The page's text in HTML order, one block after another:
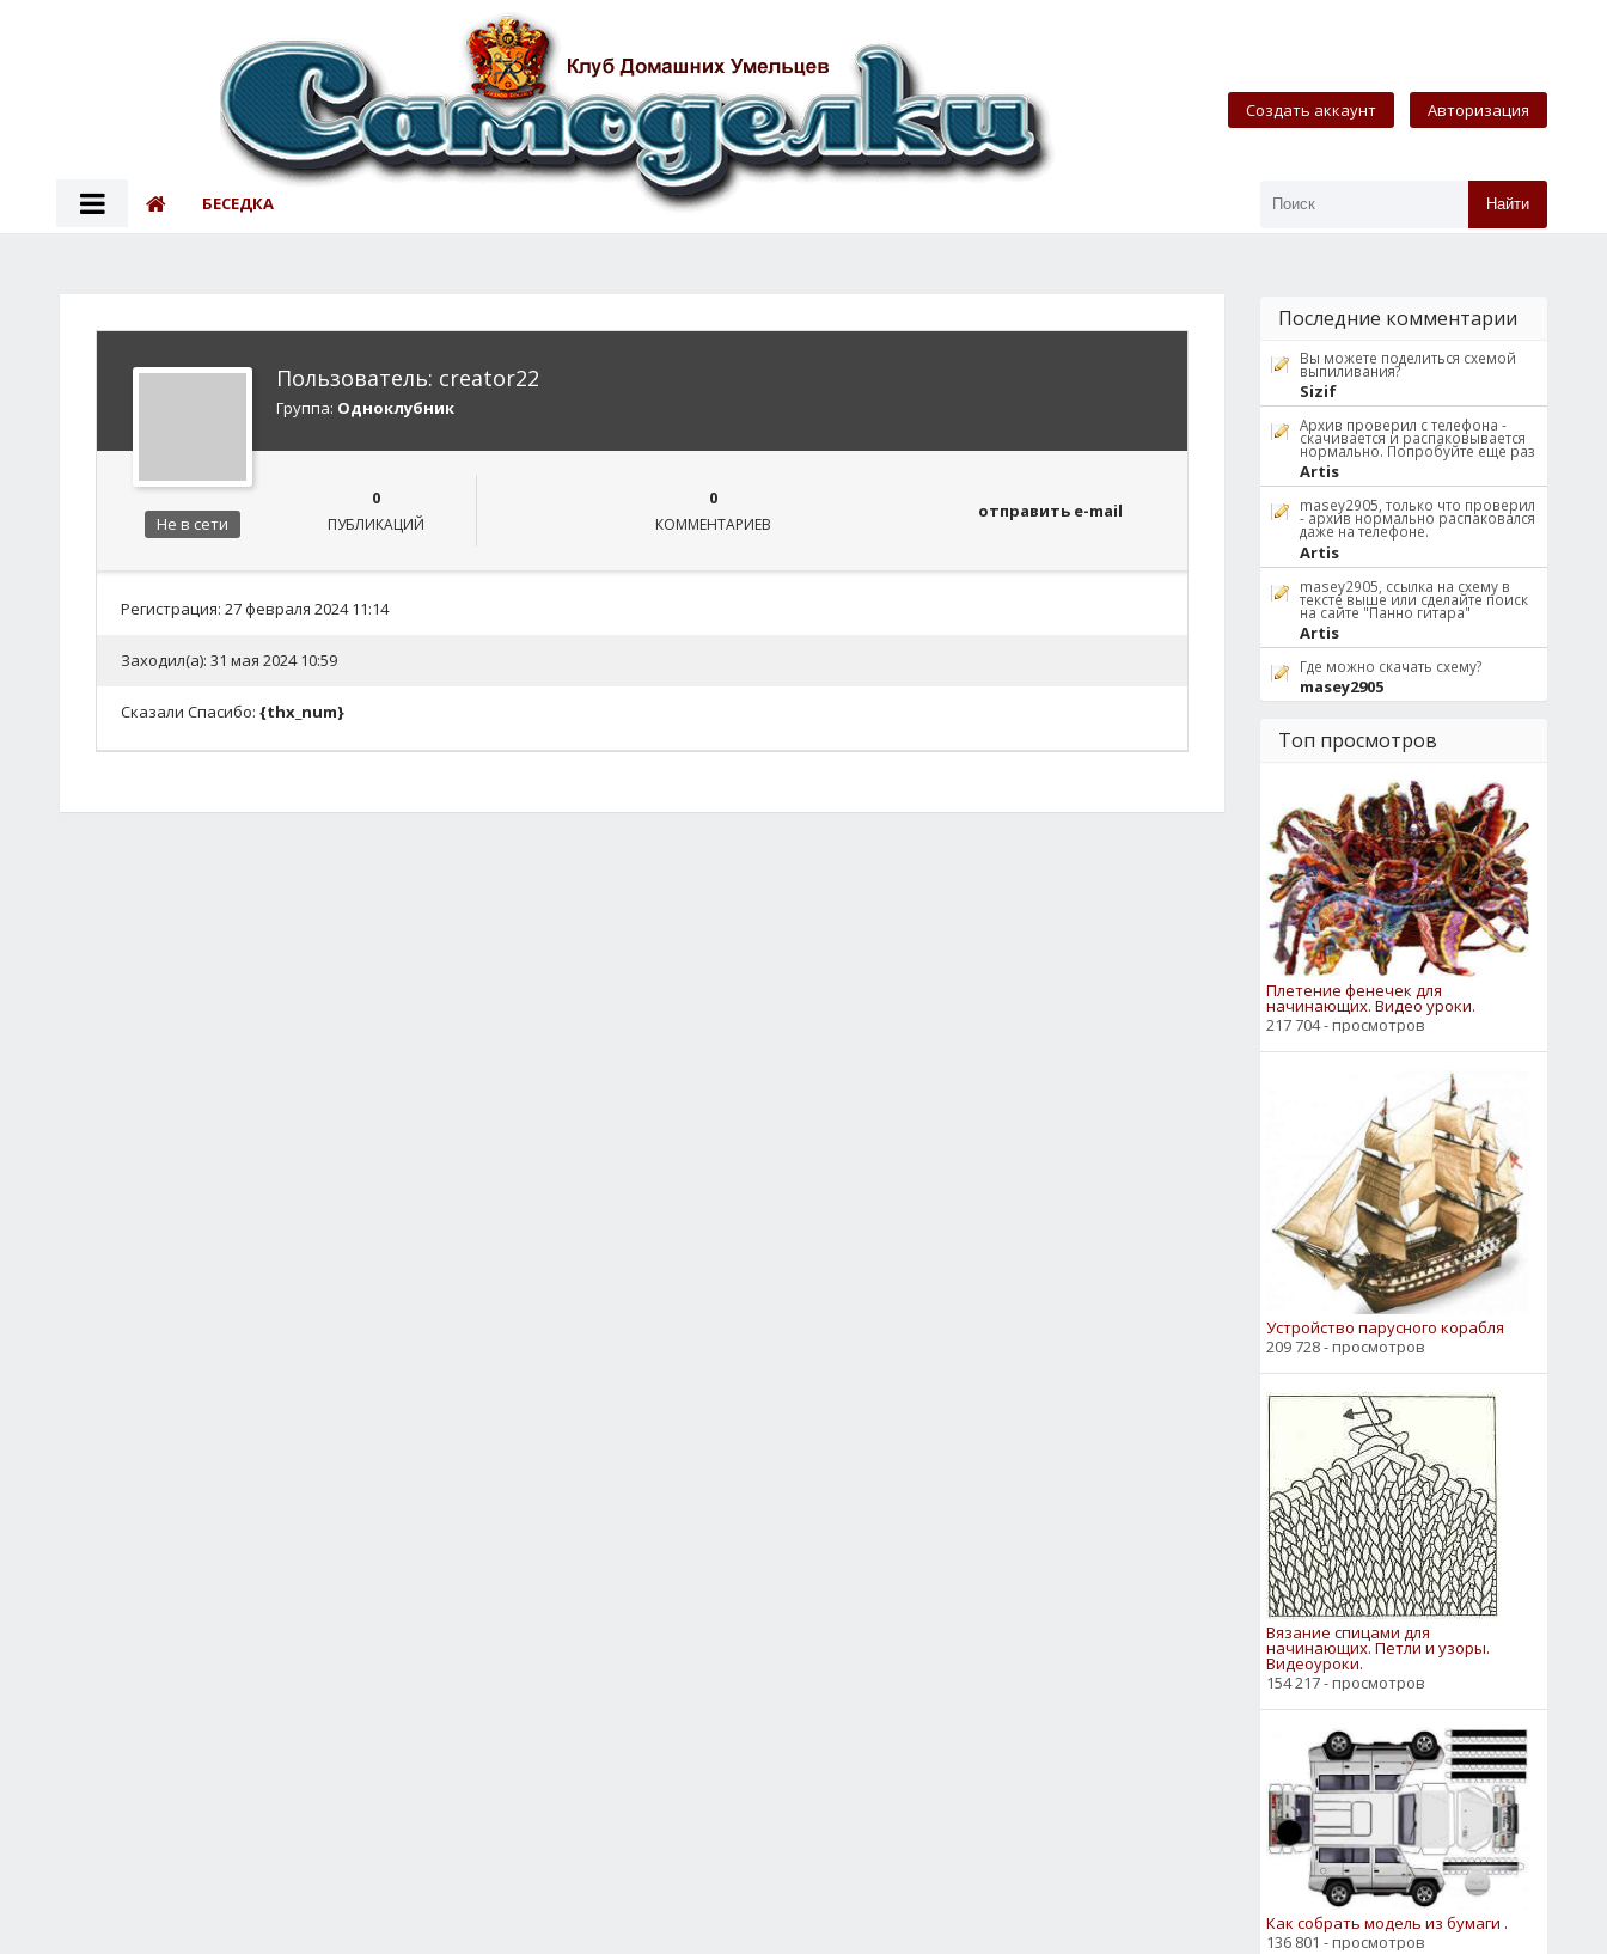
Создать аккаунт Авторизация
БЕСЕДКА Найти
Пользователь: creator22
Группа: Одноклубник
Не в сети
0
ПУБЛИКАЦИЙ
0
КОММЕНТАРИЕВ
отправить e-mail
Регистрация: 27 февраля 2024 11:14
Заходил(а): 31 мая 2024 10:59
Сказали Спасибо: {thx_num}
Последние комментарии
Вы можете поделиться схемой
выпиливания?
Sizif
Архив проверил с телефона -
скачивается и распаковывается
нормально. Попробуйте еще раз
Artis
masey2905, только что проверил
- архив нормально распаковался
даже на телефоне.
Artis
masey2905, ссылка на схему в
тексте выше или сделайте поиск
на сайте "Панно гитара"
Artis
Где можно скачать схему?
masey2905
Топ просмотров
Плетение фенечек для
начинающих. Видео уроки.
217 704 - просмотров
Устройство парусного корабля
209 728 - просмотров
Вязание спицами для
начинающих. Петли и узоры.
Видеоуроки.
154 217 - просмотров
Как собрать модель из бумаги .
136 801 - просмотров